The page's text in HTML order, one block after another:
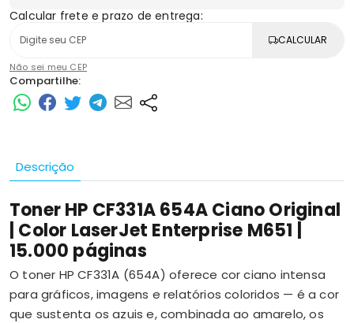
Calcular frete e prazo de entrega:
CALCULAR
Não sei meu CEP
Compartilhe:
Descrição
Toner HP CF331A 654A Ciano Original
| Color LaserJet Enterprise M651 |
15.000 páginas
O toner HP CF331A (654A) oferece cor ciano intensa
para gráficos, imagens e relatórios coloridos — é a cor
que sustenta os azuis e, combinada ao amarelo, os